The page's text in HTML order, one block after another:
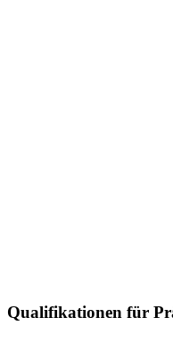
Qualifikationen für